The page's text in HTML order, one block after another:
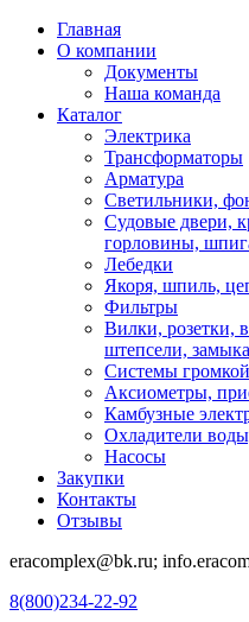
Главная
О компании
Документы
Наша команда
Каталог
Электрика
Трансформаторы
Арматура
Светильники,
Судовыe двери,
горловины,
Лебедки
Якоря, шпиль,
Фильтры
Вилки, розетки,
штепсели,
Системы
Аксиометры,
Камбузные
Охладители
Насосы
Закупки
Контакты
Отзывы
eracomplex@bk.ru;
8(800)234-22-92